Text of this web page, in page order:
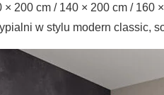
200 cm / 140 × 200 cm / 160
w stylu modern classic,